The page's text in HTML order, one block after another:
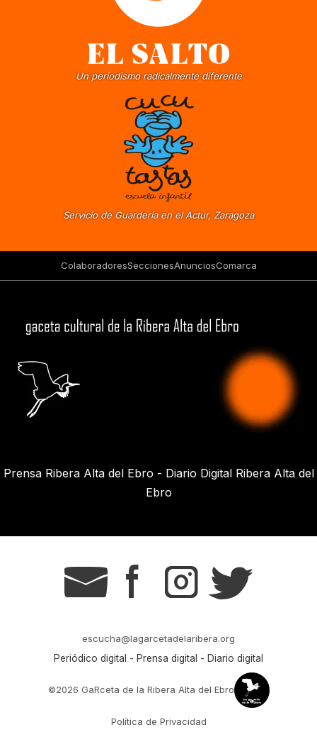
Un periodismo radicalmente diferente
Servicio de Guardería en el Actur, Zaragoza
ColaboradoresSeccionesAnunciosComarca
Prensa Ribera Alta del Ebro - Diario Digital Ribera Alta del
Ebro
g s t r
escucha@lagarcetadelaribera.org
Periódico digital - Prensa digital - Diario digital
©2026 GaRceta de la Ribera Alta del Ebro
Política de Privacidad